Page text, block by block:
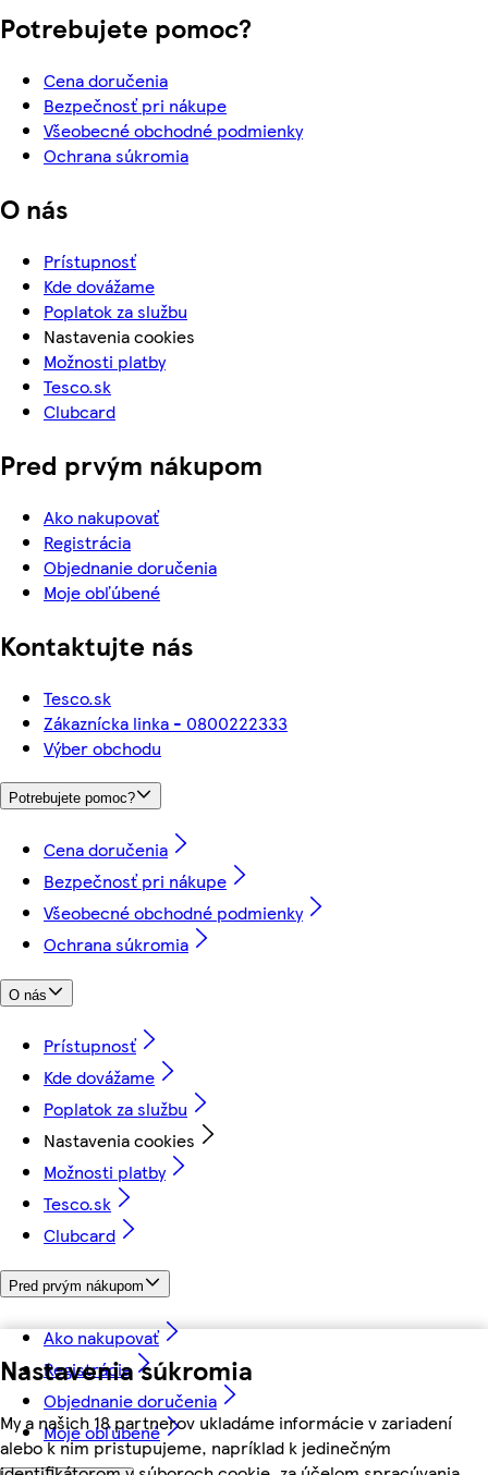
Nastavenia súkromia
My a našich 18 partnerov ukladáme informácie v zariadení
alebo k nim pristupujeme, napríklad k jedinečným
Potrebujete pomoc?
Cena doručenia
Bezpečnosť pri nákupe
Všeobecné obchodné podmienky
Ochrana súkromia
O nás
Prístupnosť
Kde dovážame
Poplatok za službu
Nastavenia cookies
Možnosti platby
Tesco.sk
Clubcard
Pred prvým nákupom
Ako nakupovať
Registrácia
Objednanie doručenia
Moje obľúbené
Kontaktujte nás
Tesco.sk
Zákaznícka linka - 0800222333
Výber obchodu
Potrebujete pomoc?
Cena doručenia
Bezpečnosť pri nákupe
Všeobecné obchodné podmienky
Ochrana súkromia
O nás
Prístupnosť
Kde dovážame
Poplatok za službu
Nastavenia cookies
Možnosti platby
Tesco.sk
Clubcard
Pred prvým nákupom
Ako nakupovať
Registrácia
Objednanie doručenia
Moje obľúbené